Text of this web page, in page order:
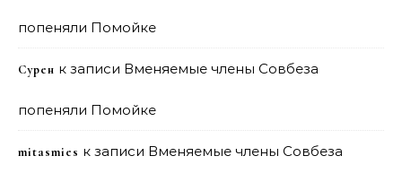
попеняли Помойке
Сурен к записи Вменяемые члены Совбеза
попеняли Помойке
mitasmies к записи Вменяемые члены Совбеза